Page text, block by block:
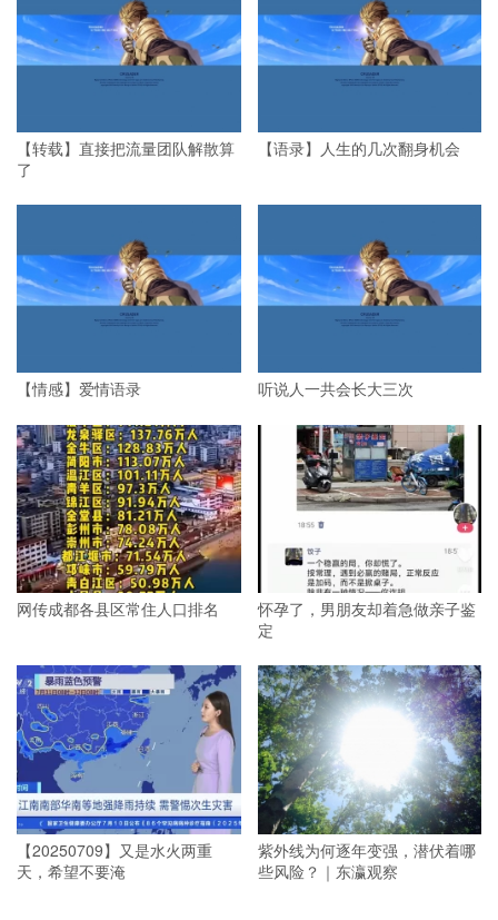
【转载】直接把流量团队解散算
了
【语录】人生的几次翻身机会
【情感】爱情语录 听说人一共会长大三次
网传成都各县区常住人口排名
怀孕了，男朋友却着急做亲子鉴
定
【20250709】又是水火两重
天，希望不要淹
紫外线为何逐年变强，潜伏着哪
些风险？｜东瀛观察